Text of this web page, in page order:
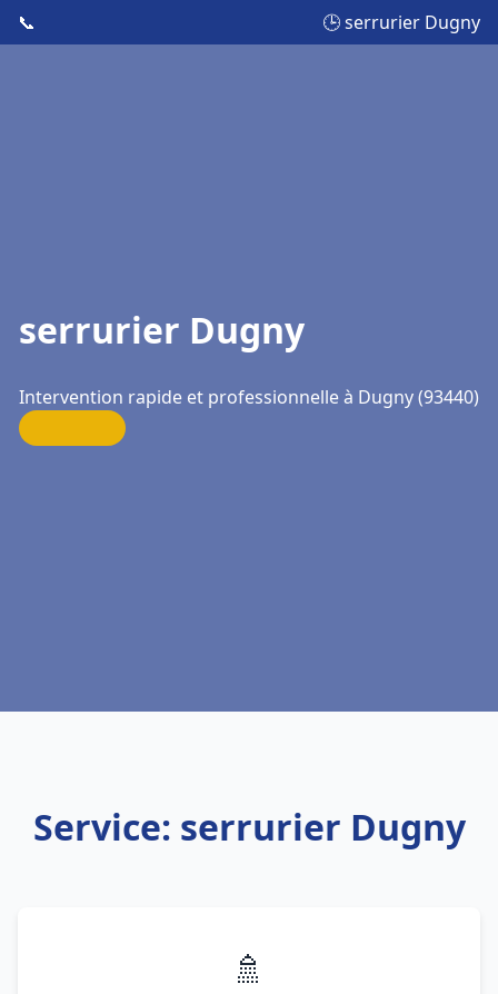
📞 🕒 serrurier Dugny
serrurier Dugny
Intervention rapide et professionnelle à Dugny (93440)
Service: serrurier Dugny
🚿